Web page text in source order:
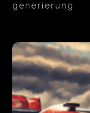
generierung